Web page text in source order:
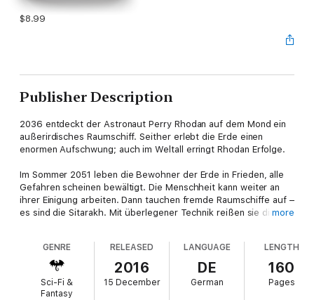
$8.99
Publisher Description
2036 entdeckt der Astronaut Perry Rhodan auf dem Mond ein
außerirdisches Raumschiff. Seither erlebt die Erde einen
enormen Aufschwung; auch im Weltall erringt Rhodan Erfolge.
Im Sommer 2051 leben die Bewohner der Erde in Frieden, alle
Gefahren scheinen bewältigt. Die Menschheit kann weiter an
ihrer Einigung arbeiten. Dann tauchen fremde Raumschiffe auf –
es sind die Sitarakh. Mit überlegener Technik reißen sie die
Perry Rhodan entkommt mit vielen Mitstreitern ins All, wo ihm
die mächtigen Liduuri ihre Unterstützung zusagen. Allerdings
muss Rhodan auch ihnen helfen, was sich als kompliziert
herausstellt.
more
GENRE
Sci-Fi &
Fantasy
RELEASED
2016
15 December
LANGUAGE
DE
German
LENGTH
160
Pages